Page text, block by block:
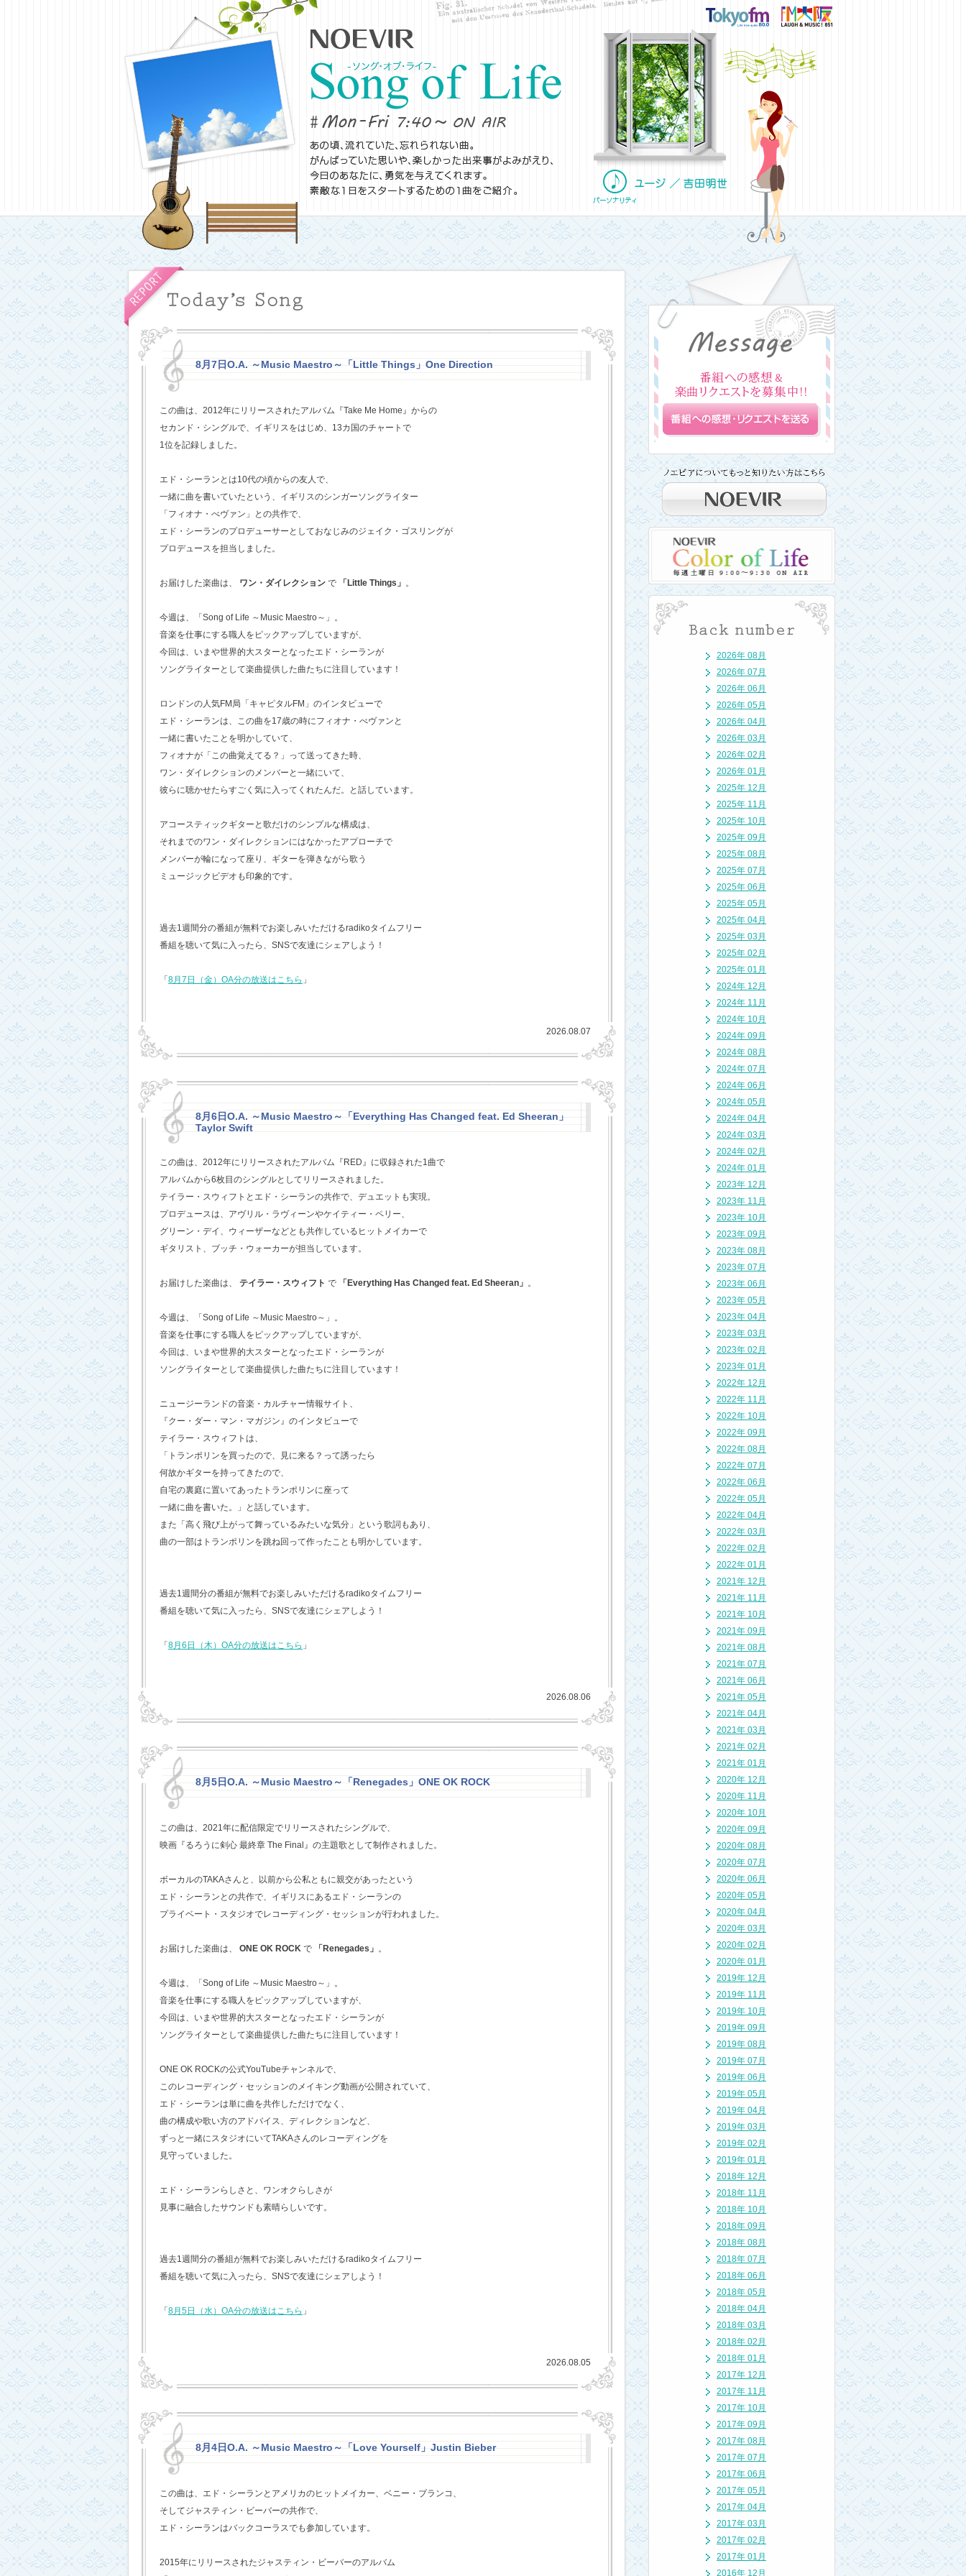
8月7日O.A. ～Music Maestro～「Little Things」One Direction
この曲は、2012年にリリースされたアルバム『Take Me Home』からの
セカンド・シングルで、イギリスをはじめ、13カ国のチャートで
1位を記録しました。
エド・シーランとは10代の頃からの友人で、
一緒に曲を書いていたという、イギリスのシンガーソングライター
「フィオナ・べヴァン」との共作で、
エド・シーランのプロデューサーとしておなじみのジェイク・ゴスリングが
プロデュースを担当しました。
お届けした楽曲は、 ワン・ダイレクション で 「Little Things」 。
今週は、「Song of Life ～Music Maestro～」。
音楽を仕事にする職人をピックアップしていますが、
今回は、いまや世界的大スターとなったエド・シーランが
ソングライターとして楽曲提供した曲たちに注目しています！
ロンドンの人気FM局「キャピタルFM」のインタビューで
エド・シーランは、この曲を17歳の時にフィオナ・べヴァンと
一緒に書いたことを明かしていて、
フィオナが「この曲覚えてる？」って送ってきた時、
ワン・ダイレクションのメンバーと一緒にいて、
彼らに聴かせたらすごく気に入ってくれたんだ。と話しています。
アコースティックギターと歌だけのシンプルな構成は、
それまでのワン・ダイレクションにはなかったアプローチで
メンバーが輪になって座り、ギターを弾きながら歌う
ミュージックビデオも印象的です。
過去1週間分の番組が無料でお楽しみいただけるradikoタイムフリー
番組を聴いて気に入ったら、SNSで友達にシェアしよう！
「 8月7日（金）OA分の放送はこちら 」
2026.08.07
8月6日O.A. ～Music Maestro～「Everything Has Changed feat. Ed Sheeran」
Taylor Swift
この曲は、2012年にリリースされたアルバム『RED』に収録された1曲で
アルバムから6枚目のシングルとしてリリースされました。
テイラー・スウィフトとエド・シーランの共作で、デュエットも実現。
プロデュースは、アヴリル・ラヴィーンやケイティー・ペリー、
グリーン・デイ、ウィーザーなどとも共作しているヒットメイカーで
ギタリスト、ブッチ・ウォーカーが担当しています。
お届けした楽曲は、 テイラー・スウィフト で 「Everything Has Changed feat. Ed Sheeran」 。
今週は、「Song of Life ～Music Maestro～」。
音楽を仕事にする職人をピックアップしていますが、
今回は、いまや世界的大スターとなったエド・シーランが
ソングライターとして楽曲提供した曲たちに注目しています！
ニュージーランドの音楽・カルチャー情報サイト、
『クー・ダー・マン・マガジン』のインタビューで
テイラー・スウィフトは、
「トランポリンを買ったので、見に来る？って誘ったら
何故かギターを持ってきたので、
自宅の裏庭に置いてあったトランポリンに座って
一緒に曲を書いた。」と話しています。
また「高く飛び上がって舞っているみたいな気分」という歌詞もあり、
曲の一部はトランポリンを跳ね回って作ったことも明かしています。
過去1週間分の番組が無料でお楽しみいただけるradikoタイムフリー
番組を聴いて気に入ったら、SNSで友達にシェアしよう！
「 8月6日（木）OA分の放送はこちら 」
2026.08.06
8月5日O.A. ～Music Maestro～「Renegades」ONE OK ROCK
この曲は、2021年に配信限定でリリースされたシングルで、
映画『るろうに剣心 最終章 The Final』の主題歌として制作されました。
ボーカルのTAKAさんと、以前から公私ともに親交があったという
エド・シーランとの共作で、イギリスにあるエド・シーランの
プライベート・スタジオでレコーディング・セッションが行われました。
お届けした楽曲は、 ONE OK ROCK で 「Renegades」 。
今週は、「Song of Life ～Music Maestro～」。
音楽を仕事にする職人をピックアップしていますが、
今回は、いまや世界的大スターとなったエド・シーランが
ソングライターとして楽曲提供した曲たちに注目しています！
ONE OK ROCKの公式YouTubeチャンネルで、
このレコーディング・セッションのメイキング動画が公開されていて、
エド・シーランは単に曲を共作しただけでなく、
曲の構成や歌い方のアドバイス、ディレクションなど、
ずっと一緒にスタジオにいてTAKAさんのレコーディングを
見守っていました。
エド・シーランらしさと、ワンオクらしさが
見事に融合したサウンドも素晴らしいです。
過去1週間分の番組が無料でお楽しみいただけるradikoタイムフリー
番組を聴いて気に入ったら、SNSで友達にシェアしよう！
「 8月5日（水）OA分の放送はこちら 」
2026.08.05
8月4日O.A. ～Music Maestro～「Love Yourself」Justin Bieber
この曲は、エド・シーランとアメリカのヒットメイカー、ベニー・ブランコ、
そしてジャスティン・ビーバーの共作で、
エド・シーランはバックコーラスでも参加しています。
2015年にリリースされたジャスティン・ビーバーのアルバム
2026年 08月
2026年 07月
2026年 06月
2026年 05月
2026年 04月
2026年 03月
2026年 02月
2026年 01月
2025年 12月
2025年 11月
2025年 10月
2025年 09月
2025年 08月
2025年 07月
2025年 06月
2025年 05月
2025年 04月
2025年 03月
2025年 02月
2025年 01月
2024年 12月
2024年 11月
2024年 10月
2024年 09月
2024年 08月
2024年 07月
2024年 06月
2024年 05月
2024年 04月
2024年 03月
2024年 02月
2024年 01月
2023年 12月
2023年 11月
2023年 10月
2023年 09月
2023年 08月
2023年 07月
2023年 06月
2023年 05月
2023年 04月
2023年 03月
2023年 02月
2023年 01月
2022年 12月
2022年 11月
2022年 10月
2022年 09月
2022年 08月
2022年 07月
2022年 06月
2022年 05月
2022年 04月
2022年 03月
2022年 02月
2022年 01月
2021年 12月
2021年 11月
2021年 10月
2021年 09月
2021年 08月
2021年 07月
2021年 06月
2021年 05月
2021年 04月
2021年 03月
2021年 02月
2021年 01月
2020年 12月
2020年 11月
2020年 10月
2020年 09月
2020年 08月
2020年 07月
2020年 06月
2020年 05月
2020年 04月
2020年 03月
2020年 02月
2020年 01月
2019年 12月
2019年 11月
2019年 10月
2019年 09月
2019年 08月
2019年 07月
2019年 06月
2019年 05月
2019年 04月
2019年 03月
2019年 02月
2019年 01月
2018年 12月
2018年 11月
2018年 10月
2018年 09月
2018年 08月
2018年 07月
2018年 06月
2018年 05月
2018年 04月
2018年 03月
2018年 02月
2018年 01月
2017年 12月
2017年 11月
2017年 10月
2017年 09月
2017年 08月
2017年 07月
2017年 06月
2017年 05月
2017年 04月
2017年 03月
2017年 02月
2017年 01月
2016年 12月